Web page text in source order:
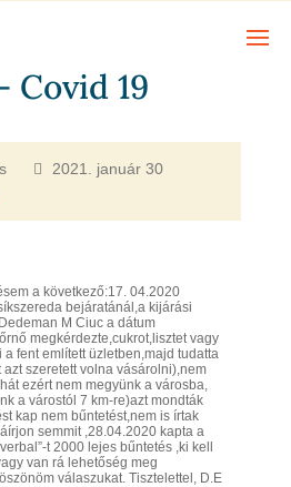
Covid 19
2021. január 30
a következő:17. 04.2020
bejáratánál,a kijárási
M Ciuc a dátum
megkérdezte,cukrot,lisztet vagy
fent említett üzletben,majd tudatta
szeretett volna vásárolni),nem
ezért nem megyünk a városba,
a várostól 7 km-re)azt mondták
kap nem bűntetést,nem is írtak
semmit ,28.04.2020 kapta a
t 2000 lejes bűntetés ,ki kell
van rá lehetőség meg
válaszukat. Tisztelettel, D.E